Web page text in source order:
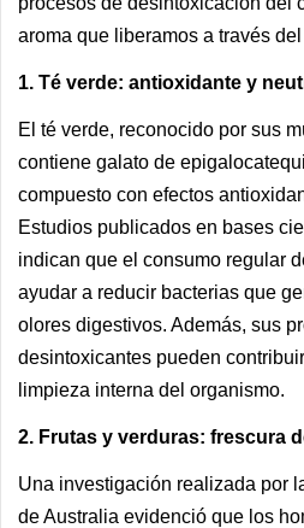
aroma que liberamos a través
1. Té verde: antioxidante y
El té verde, reconocido por sus
contiene galato de
compuesto con efectos
Estudios publicados en bases
indican que el consumo regular
ayudar a reducir bacterias que
olores digestivos. Además, sus
desintoxicantes pueden
limpieza interna del organismo.
2. Frutas y verduras: frescura
Una investigación realizada por
de Australia evidenció que los